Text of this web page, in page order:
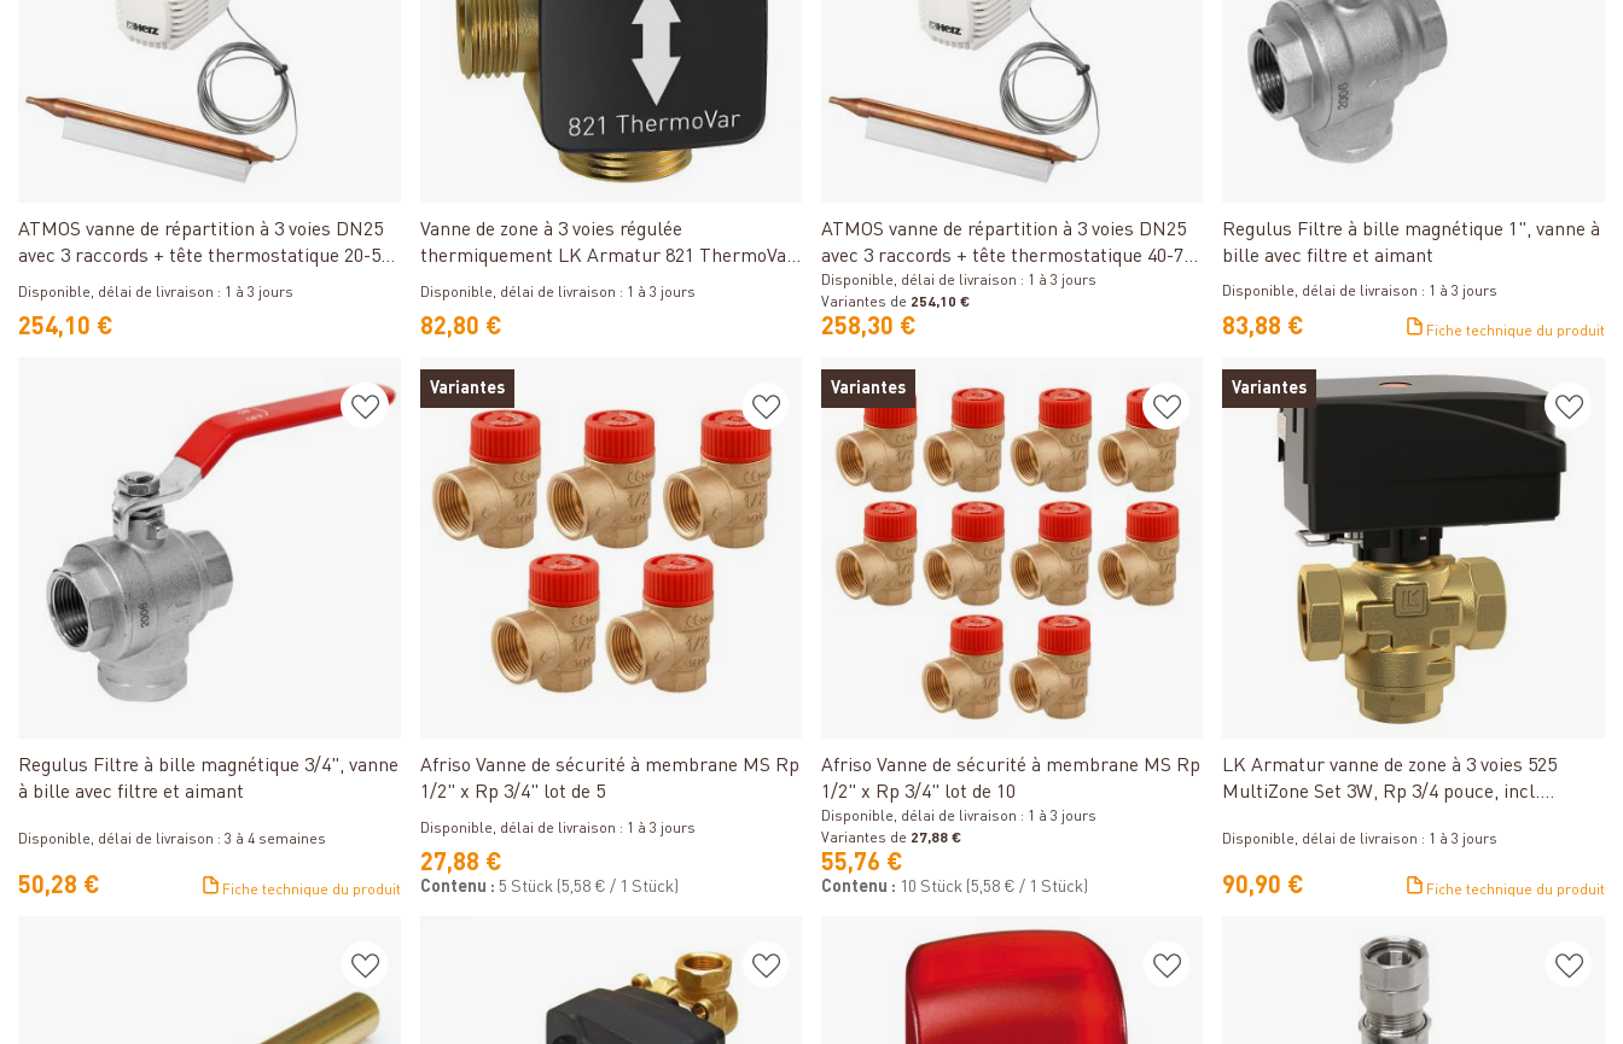
Détails
ATMOS vanne de répartition à 3 voies DN25
avec 3 raccords + tête thermostatique 20-50
°C
Disponible, délai de livraison : 1 à 3 jours
254,10 €
Détails
Vanne de zone à 3 voies régulée
thermiquement LK Armatur 821 ThermoVar
G 1 pouce pour 55°C
Disponible, délai de livraison : 1 à 3 jours
82,80 €
Détails
ATMOS vanne de répartition à 3 voies DN25
avec 3 raccords + tête thermostatique 40-70
°C
Disponible, délai de livraison : 1 à 3 jours
Variantes de 254,10 €
258,30 €
Regulus Filtre à bille magnétique 1", vanne à
bille avec filtre et aimant
Disponible, délai de livraison : 1 à 3 jours
83,88 € Fiche technique du produit
Regulus Filtre à bille magnétique 3/4", vanne
à bille avec filtre et aimant
Disponible, délai de livraison : 3 à 4 semaines
50,28 € Fiche technique du produit
Variantes
Afriso Vanne de sécurité à membrane MS Rp
1/2" x Rp 3/4" lot de 5
Disponible, délai de livraison : 1 à 3 jours
27,88 €
Contenu : 5 Stück (5,58 € / 1 Stück)
Variantes
Détails
Afriso Vanne de sécurité à membrane MS Rp
1/2" x Rp 3/4" lot de 10
Disponible, délai de livraison : 1 à 3 jours
Variantes de 27,88 €
55,76 €
Contenu : 10 Stück (5,58 € / 1 Stück)
Variantes
Détails
LK Armatur vanne de zone à 3 voies 525
MultiZone Set 3W, Rp 3/4 pouce, incl.
Disponible, délai de livraison : 1 à 3 jours
90,90 € Fiche technique du produit